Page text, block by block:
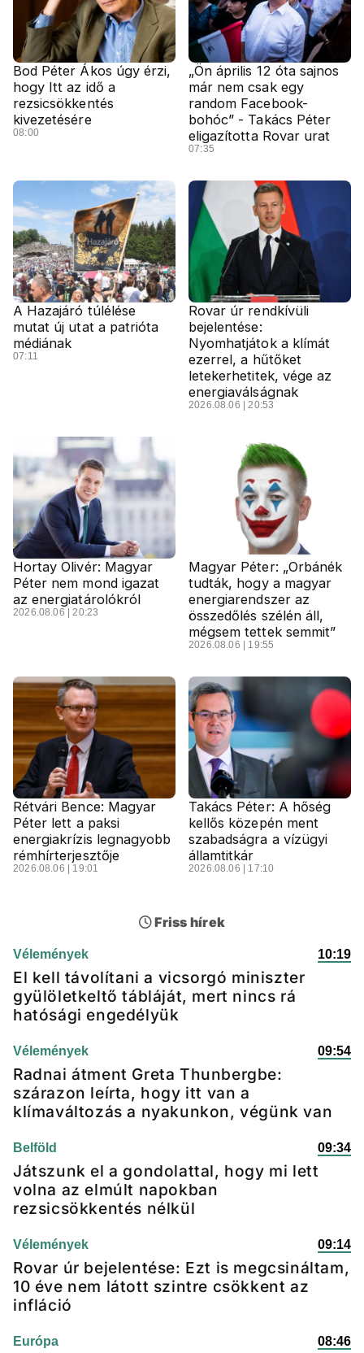
Bod Péter Ákos úgy érzi,
hogy Itt az idő a
rezsicsökkentés
kivezetésére
08:00
„Ön április 12 óta sajnos
már nem csak egy
random Facebook-
bohóc” - Takács Péter
eligazította Rovar urat
07:35
A Hazajáró túlélése
mutat új utat a patrióta
médiának
07:11
Rovar úr rendkívüli
bejelentése:
Nyomhatjátok a klímát
ezerrel, a hűtőket
letekerhetitek, vége az
energiaválságnak
2026.08.06 | 20:53
Hortay Olivér: Magyar
Péter nem mond igazat
az energiatárolókról
2026.08.06 | 20:23
Magyar Péter: „Orbánék
tudták, hogy a magyar
energiarendszer az
összedőlés szélén áll,
mégsem tettek semmit”
2026.08.06 | 19:55
Rétvári Bence: Magyar
Péter lett a paksi
energiakrízis legnagyobb
rémhírterjesztője
2026.08.06 | 19:01
Takács Péter: A hőség
kellős közepén ment
szabadságra a vízügyi
államtitkár
2026.08.06 | 17:10
Friss hírek
Vélemények 10:19
El kell távolítani a vicsorgó miniszter
gyülöletkeltő tábláját, mert nincs rá
hatósági engedélyük
Vélemények 09:54
Radnai átment Greta Thunbergbe:
szárazon leírta, hogy itt van a
klímaváltozás a nyakunkon, végünk van
Belföld 09:34
Játszunk el a gondolattal, hogy mi lett
volna az elmúlt napokban
rezsicsökkentés nélkül
Vélemények 09:14
Rovar úr bejelentése: Ezt is megcsináltam,
10 éve nem látott szintre csökkent az
infláció
Európa 08:46